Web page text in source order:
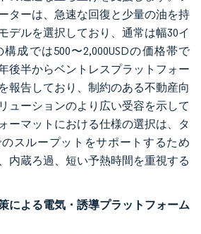
ターは、急速な回復と少量の油を持
デルを選択しており、通常は幅30イ
成では500〜2,000USDの価格帯で
後半からベントレスプラットフォー
報告しており、制約のある不動産向
ューションのより広い受容を示して
ーマットにおける仕様の選択は、タ
スループットをサポートするため
内蔵ろ過、短い予熱時間を重視する
による電気・誘導プラットフォーム